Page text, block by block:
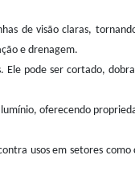
de visão claras,
e drenagem.
pode ser cortado,
oferecendo
usos em setores